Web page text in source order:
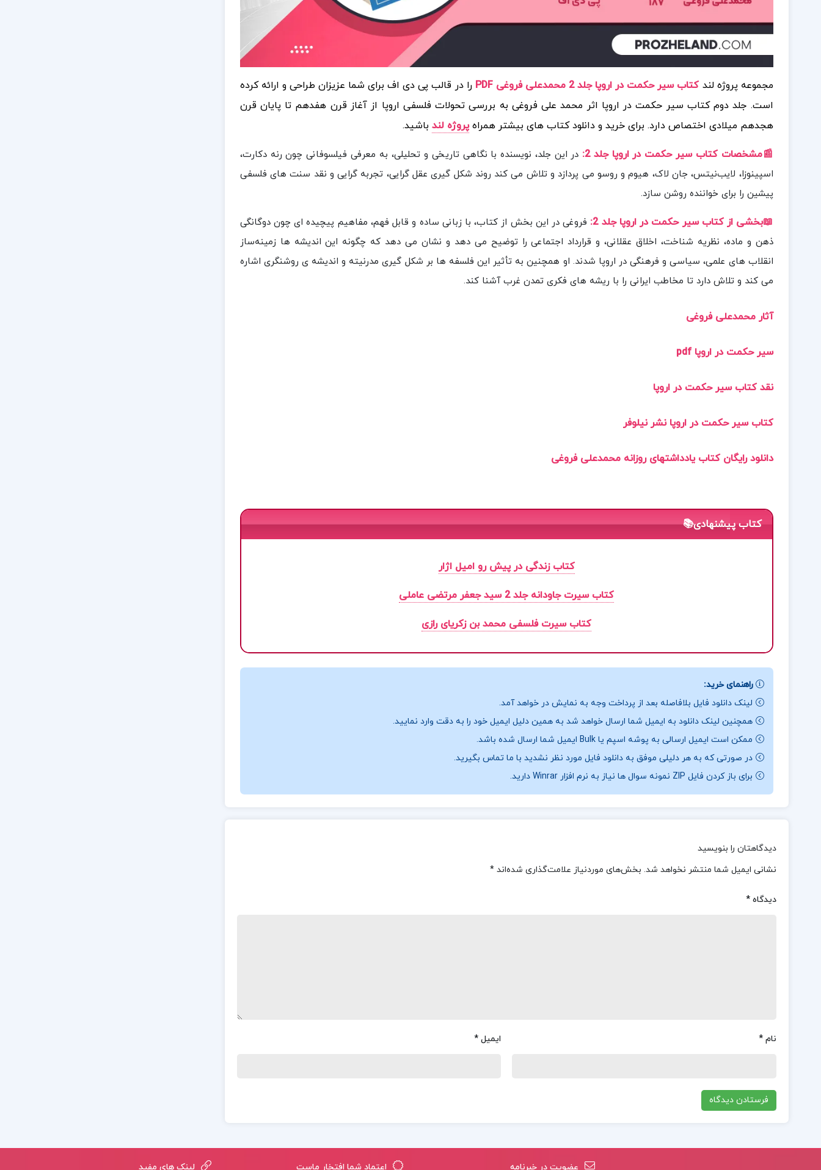
مجموعه پروژه لند کتاب سیر حکمت در اروپا جلد 2 محمدعلی فروغی PDF
را در قالب پی دی اف برای شما عزیزان طراحی و ارائه کرده
است. جلد دوم کتاب سیر حکمت در اروپا اثر محمد علی فروغی به بررسی تحولات فلسفی اروپا از آغاز قرن هفدهم تا پایان قرن
هجدهم میلادی اختصاص دارد. برای خرید و دانلود کتاب های بیشتر همراهپروژه لند باشید.
📰مشخصات کتاب سیر حکمت در اروپا جلد 2:
در این جلد، نویسنده با نگاهی تاریخی و تحلیلی، به معرفی فیلسوفانی چون رنه دکارت،
اسپینوزا، لایب‌نیتس، جان لاک، هیوم و روسو می‌ پردازد و تلاش می‌ کند روند شکل‌ گیری عقل‌ گرایی، تجربه‌ گرایی و نقد سنت‌ های فلسفی
پیشین را برای خواننده روشن سازد.
📖بخشی از کتاب سیر حکمت در اروپاجلد 2:
فروغی در این بخش از کتاب، با زبانی ساده و قابل فهم، مفاهیم پیچیده‌ ای چون دوگانگی
ذهن و ماده، نظریه شناخت، اخلاق عقلانی، و قرارداد اجتماعی را توضیح می‌ دهد و نشان می‌ دهد که چگونه این اندیشه‌ ها زمینه‌ساز
انقلاب‌ های علمی، سیاسی و فرهنگی در اروپا شدند. او همچنین به تأثیر این فلسفه‌ ها بر شکل‌ گیری مدرنیته و اندیشه‌ ی روشنگری اشاره
می‌ کند و تلاش دارد تا مخاطب ایرانی را با ریشه‌ های فکری تمدن غرب آشنا کند.
آثار محمدعلی فروغی
سیر حکمت در اروپا pdf
نقد کتاب سیر حکمت در اروپا
کتاب سیر حکمت در اروپا نشر نیلوفر
دانلود رایگان کتاب یادداشتهای روزانه محمدعلی فروغی
کتاب پیشنهادی📚
کتاب زندگی در پیش رو امیل اژار
کتاب سیرت جاودانه جلد 2 سید جعفر مرتضی عاملی
کتاب سیرت فلسفی محمد بن زکریای رازی
راهنمای خرید:
لینک دانلود فایل بلافاصله بعد از پرداخت وجه به نمایش در خواهد آمد.
همچنین لینک دانلود به ایمیل شما ارسال خواهد شد به همین دلیل ایمیل خود را به دقت وارد نمایید.
ممکن است ایمیل ارسالی به پوشه اسپم یا Bulk ایمیل شما ارسال شده باشد.
در صورتی که به هر دلیلی موفق به دانلود فایل مورد نظر نشدید با ما تماس بگیرید.
برای باز کردن فایل ZIP نمونه سوال ها نیاز به نرم افزار Winrar دارید.
دیدگاهتان را بنویسید
نشانی ایمیل شما منتشر نخواهد شد. بخش‌های موردنیاز علامت‌گذاری شده‌اند*
دیدگاه*
نام* ایمیل *
عضویت در خبرنامه اعتماد شما افتخار ماست لینک های مفید